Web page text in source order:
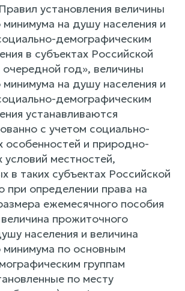
установления величины
на душу населения и
демографическим
в субъектах Российской
год», величины
на душу населения и
демографическим
устанавливаются
с учетом социально-
особенностей и природно-
условий местностей,
в таких субъектах Российской
при определении права на
ежемесячного пособия
прожиточного
населения и величина
минимума по основным
группам
по месту